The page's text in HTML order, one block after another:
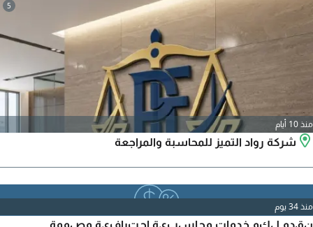
5
منذ 10 أيام
شركة رواد التميز للمحاسبة والمراجعة
منذ 34 يوم